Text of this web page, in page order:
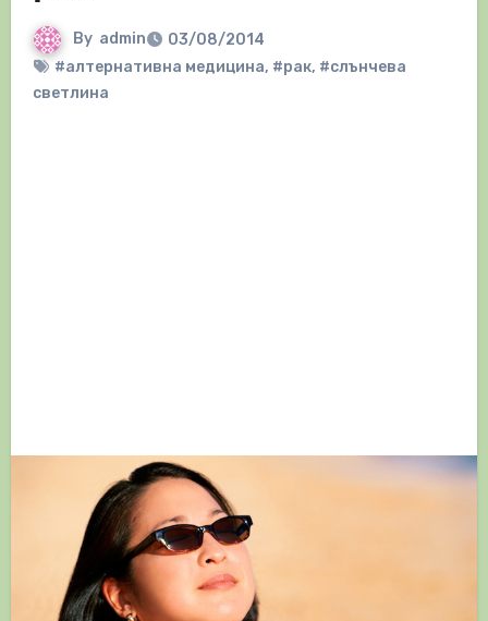
By admin
03/08/2014
#алтернативна медицина, #рак, #слънчева
светлина